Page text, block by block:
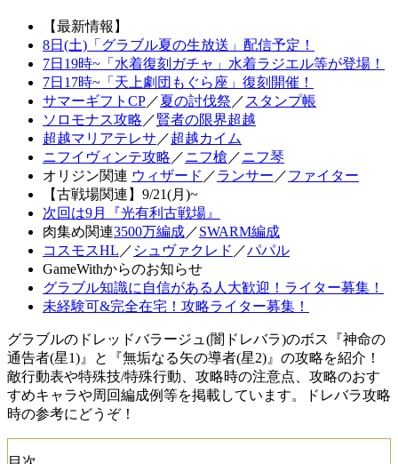
【最新情報】
8日(土)「グラブル夏の生放送」配信予定！
7日19時~「水着復刻ガチャ」水着ラジエル等が登場！
7日17時~「天上劇団もぐら座」復刻開催！
サマーギフトCP／夏の討伐祭 ／ スタンプ帳
ソロモナス攻略 ／賢者の限界超越
超越マリアテレサ ／超越カイム
ニフイヴィンテ攻略 ／ニフ槍 ／ニフ琴
オリジン関連 ウィザード ／ランサー ／ファイター
【古戦場関連】9/21(月)~
次回は9月『光有利古戦場』
肉集め関連3500万編成／SWARM編成
コスモスHL ／ シュヴァクレド ／パパル
GameWithからのお知らせ
グラブル知識に自信がある人大歓迎！ライター募集！
未経験可&完全在宅！攻略ライター募集！
グラブルのドレッドバラージュ(闇ドレバラ)のボス『神命の
通告者(星1)』と『無垢なる矢の導者(星2)』の攻略を紹介！
敵行動表や特殊技/特殊行動、攻略時の注意点、攻略のおす
すめキャラや周回編成例等を掲載しています。ドレバラ攻略
時の参考にどうぞ！